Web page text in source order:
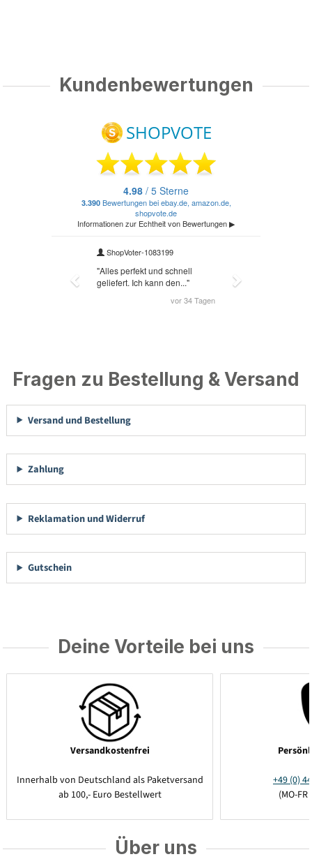
Kundenbewertungen
Fragen zu Bestellung & Versand
Versand und Bestellung
Zahlung
Reklamation und Widerruf
Gutschein
Deine Vorteile bei uns
Versandkostenfrei
Innerhalb von Deutschland als Paketversand
ab 100,- Euro Bestellwert
+49 (0)
(MO-
Über uns